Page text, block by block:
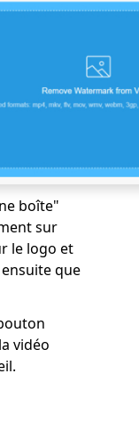
boîte"
sur
le logo et
que
vidéo